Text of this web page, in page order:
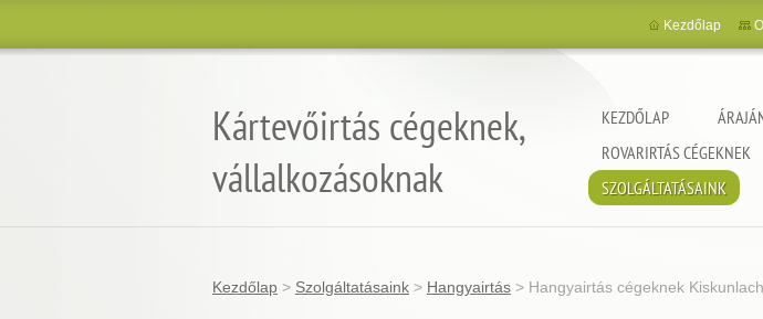
Kártevőirtás cégeknek,
vállalkozásoknak
KEZDŐLAP
ROVARIRTÁS CÉGEKNEK
SZOLGÁLTATÁSAINK
Kezdőlap
Kezdőlap > Szolgáltatásaink > Hangyairtás > Hangyairtás cégeknek